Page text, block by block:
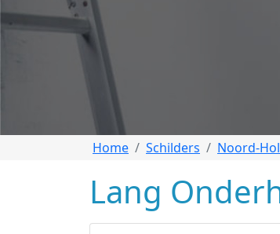
Home Schilders Noord-
Lang